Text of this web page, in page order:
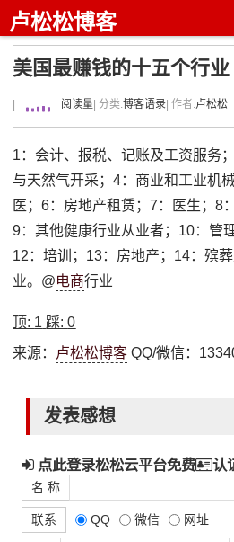
卢松松博客
美国最赚钱的十五个行业
阅读量 | 分类:博客语录 | 作者:卢松松
1：会计、报税、记账及工资服务
与天然气开采；4：商业和工业机
医；6：房地产租赁；7：医生；8
9：其他健康行业从业者；10：管
12：培训；13：房地产；14：殡
业。@电商行业
顶: 1 踩:0
来源： 卢松松博客 QQ/微信：
发表感想
点此登录松松云平台免费 认
名 称
联系 QQ 微信 网址